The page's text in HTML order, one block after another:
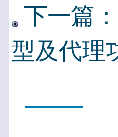
下一篇
型及代理